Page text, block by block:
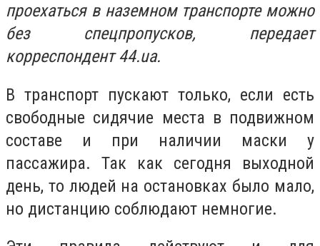
проехаться в наземном транспорте можно
без спецпропусков, передает
корреспондент 44.ua.
В транспорт пускают только, если есть
свободные сидячие места в подвижном
составе и при наличии маски у
пассажира. Так как сегодня выходной
день, то людей на остановках было мало,
но дистанцию соблюдают немногие.